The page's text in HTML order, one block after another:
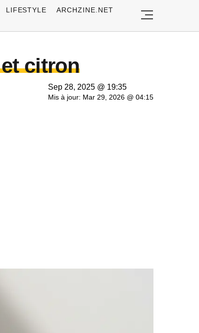
LIFESTYLE ARCHZINE.NET
citron
Sep 28, 2025 @ 19:35
Mis à jour: Mar 29, 2026 @ 04:15